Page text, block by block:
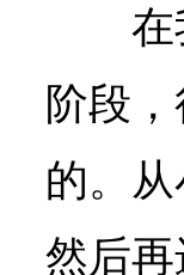
在
阶段
的。
然后